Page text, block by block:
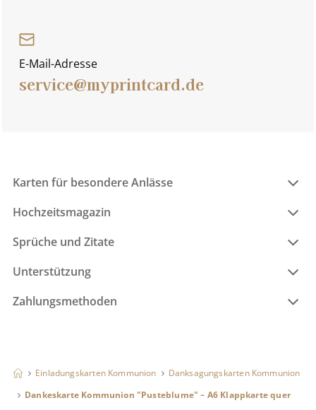
E-Mail-Adresse
service@myprintcard.de
Karten für besondere Anlässe
Hochzeitsmagazin
Sprüche und Zitate
Unterstützung
Zahlungsmethoden
Einladungskarten Kommunion
Danksagungskarten Kommunion
Dankeskarte Kommunion "Pusteblume" – A6 Klappkarte quer